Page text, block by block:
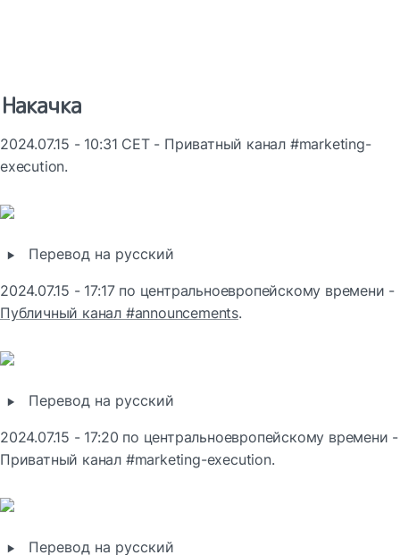
Накачка
2024.07.15 - 10:31 CET - Приватный канал #marketing-
execution.
‣ Перевод на русский
Публичный канал #announcements.
‣ Перевод на русский
2024.07.15 - 17:20 по центральноевропейскому времени -
Приватный канал #marketing-execution.
‣ Перевод на русский